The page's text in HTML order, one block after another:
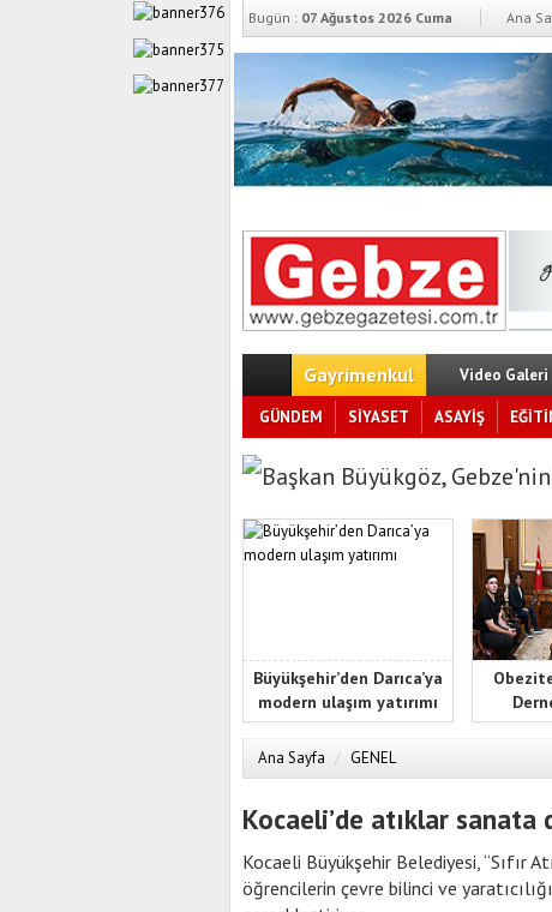
Bugün : 07 Ağustos 2026 Cuma Ana
Gayrimenkul Video Galeri
GÜNDEM SİYASET ASAYİŞ
Başkan Büyükgöz,
Büyükşehir’den Darıca’ya
modern ulaşım yatırımı
Ana Sayfa / GENEL
Kocaeli’de atıklar sanata
Kocaeli Büyükşehir Belediyesi, “Sıfır
öğrencilerin çevre bilinci ve